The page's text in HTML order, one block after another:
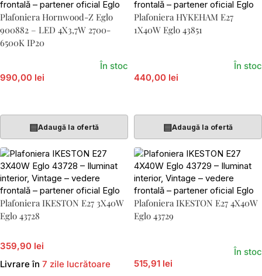
Plafoniera Hornwood-Z Eglo
900882 – LED 4X3,7W 2700-
6500K IP20
990,00 lei
În stoc
▤Adaugă la ofertă
Plafoniera HYKEHAM E27
1X40W Eglo 43851
440,00 lei
În stoc
▤Adaugă la ofertă
Plafoniera IKESTON E27 3X40W
Eglo 43728
359,90 lei
Livrare în 7 zile lucrătoare
Plafoniera IKESTON E27 4X40W
Eglo 43729
515,91 lei
În stoc